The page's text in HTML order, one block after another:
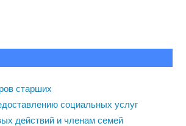
старших
социальных услуг
действий и членам семей